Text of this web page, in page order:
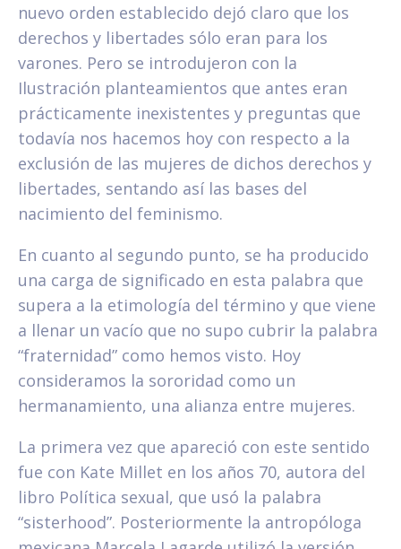
nuevo orden establecido dejó claro que los
derechos y libertades sólo eran para los
varones. Pero se introdujeron con la
Ilustración planteamientos que antes eran
prácticamente inexistentes y preguntas que
todavía nos hacemos hoy con respecto a la
exclusión de las mujeres de dichos derechos y
libertades, sentando así las bases del
nacimiento del feminismo.
En cuanto al segundo punto, se ha producido
una carga de significado en esta palabra que
supera a la etimología del término y que viene
a llenar un vacío que no supo cubrir la palabra
“fraternidad” como hemos visto. Hoy
consideramos la sororidad como un
hermanamiento, una alianza entre mujeres.
La primera vez que apareció con este sentido
fue con Kate Millet en los años 70, autora del
libro Política sexual, que usó la palabra
“sisterhood”. Posteriormente la antropóloga